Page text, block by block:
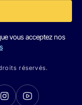
vous acceptez nos
réservés.